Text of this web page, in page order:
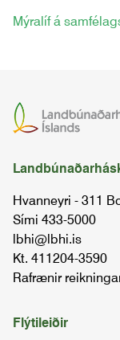
Mýralíf á
Hvanneyri - 311
Sími 433-5000
lbhi@lbhi.is
Kt. 411204-3590
Rafrænir
Flýtileiðir